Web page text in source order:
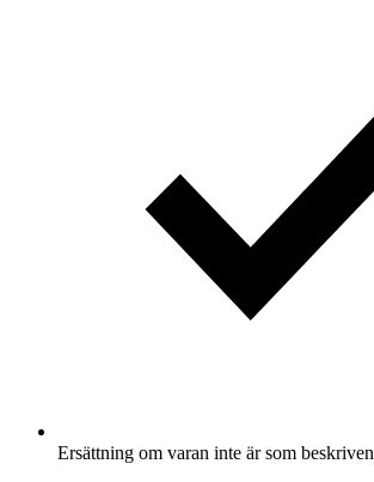
Ersättning om varan inte är som beskriven